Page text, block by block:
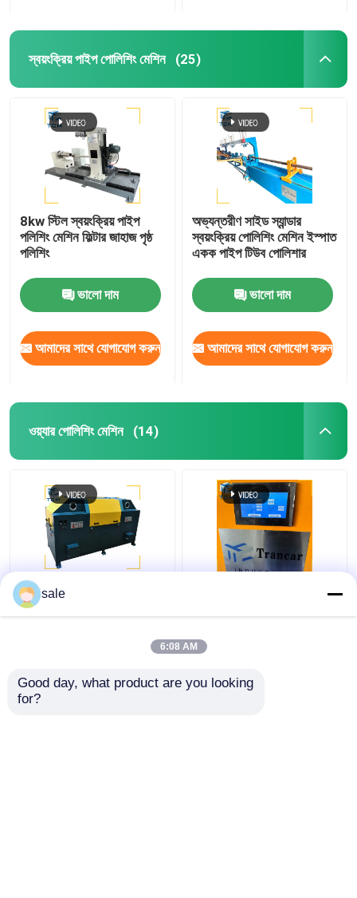
স্বয়ংক্রিয় পাইপ পোলিশিং মেশিন (25)
8kw স্টিল স্বয়ংক্রিয় পাইপ
পলিশিং মেশিন ফিল্টার জাহাজ পৃষ্ঠ
পলিশিং
ভালো দাম
আমাদের সাথে যোগাযোগ করুন
অভ্যন্তরীণ সাইড স্যান্ডার
স্বয়ংক্রিয় পোলিশিং মেশিন ইস্পাত
একক পাইপ টিউব পোলিশার
ভালো দাম
আমাদের সাথে যোগাযোগ করুন
ওয়্যার পোলিশিং মেশিন (14)
ইস্পাত ধাতব তারের 2m/S
পলিশিং মেশিন রডস স্যান্ডিং
sale
6:08 AM
Good day, what product are you looking
for?